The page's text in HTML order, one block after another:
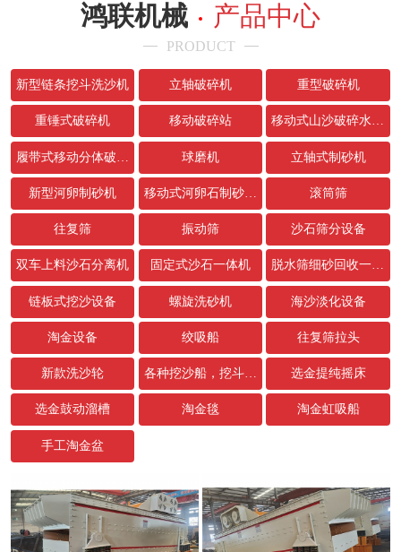
鸿联机械 产品中心
PRODUCT
新型链条挖斗洗沙机 立轴破碎机 重型破碎机
重锤式破碎机 移动破碎站 移动式山沙破碎水洗设备
球磨机 立轴式制砂机
新型河卵制砂机 移动式河卵石制砂生产线 滚筒筛
往复筛 振动筛 沙石筛分设备
双车上料沙石分离机 固定式沙石一体机 脱水筛细砂回收一体机
链板式挖沙设备 螺旋洗砂机 海沙淡化设备
淘金设备 绞吸船 往复筛拉头
新款洗沙轮 各种挖沙船，挖斗，链条配件 选金提纯摇床
选金鼓动溜槽 淘金毯 淘金虹吸船
手工淘金盆